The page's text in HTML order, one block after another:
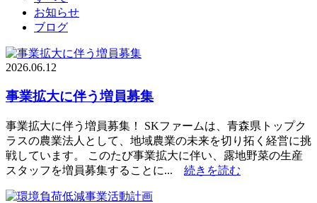
お知らせ
ブログ
2026.06.12
事業拡大に伴う増員募集
事業拡大に伴う増員募集！ SKファームは、青森県トップク
ラスの農業法人として、地域農業の未来を切り拓く経営に挑
戦しています。 このたび事業拡大に伴い、露地野菜の生産
スタッフを増員募集することに... 続きを読む